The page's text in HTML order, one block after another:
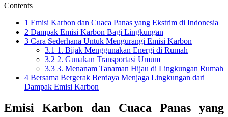
Contents
1 Emisi Karbon dan Cuaca Panas yang Ekstrim di Indonesia
2 Dampak Emisi Karbon Bagi Lingkungan
3 Cara Sederhana Untuk Mengurangi Emisi Karbon
3.1 1. Bijak Menggunakan Energi di Rumah
3.2 2. Gunakan Transportasi Umum
3.3 3. Menanam Tanaman Hijau di Lingkungan Rumah
4 Bersama Bergerak Berdaya Menjaga Lingkungan dari
Dampak Emisi Karbon
Emisi Karbon dan Cuaca Panas yang